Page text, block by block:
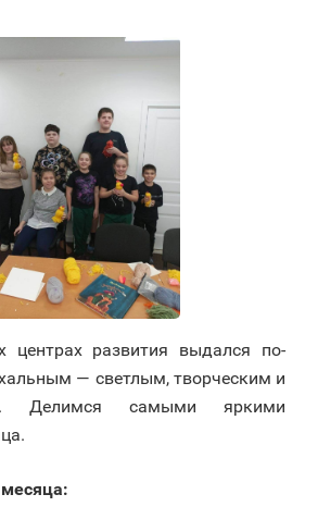
центрах развития выдался по-
— светлым, творческим и
Делимся самыми яркими